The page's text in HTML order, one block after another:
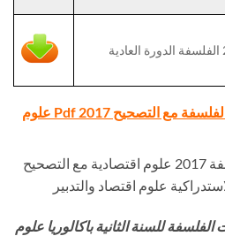
امتحانات وطنية في مادة الفلسفة مع التصحيح Pdf 2017 علوم
تحميل امتحان وطني الفلسفة 2017 علوم اقتصادية مع التصحيح
الفلسفة للسنة الثانية باكالوريا علوم